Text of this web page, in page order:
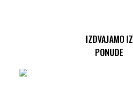
IZDVAJAMO IZ
PONUDE